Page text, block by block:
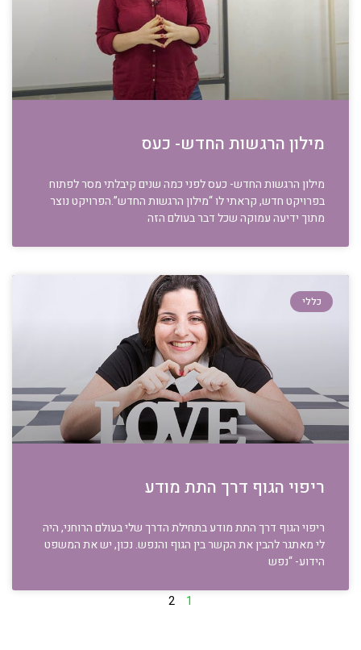
מילון הרגשות החדש- כעס
מילון הרגשות החדש- כעס לפני כמה שנים קיבלתי מסר לפתוח
בפרויקט חדש, קראתי לו “מילון הרגשות החדש”.הפרויקט נוצר
מתוך ידיעה עמוקה שכל דבר בעולם הזה
כללי
ריפוי הגוף דרך התת מודע
ריפוי הגוף דרך התת מודע בתחילת הדרך שלי בעולם הרוחני, היה
לי מאתגר להבין את הקשר בין הגוף והנפש. נכון, יש את המשפט
הידוע- “נפש
1
2